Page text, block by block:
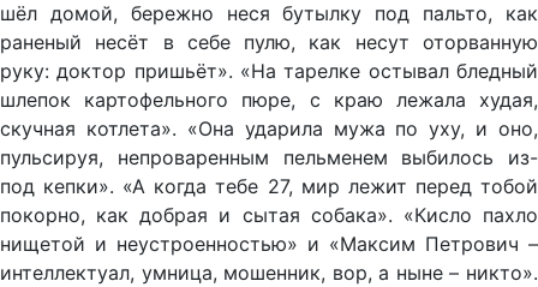
шёл домой, бережно неся бутылку под пальто, как
раненый несёт в себе пулю, как несут оторванную
руку: доктор пришьёт». «На тарелке остывал бледный
шлепок картофельного пюре, с краю лежала худая,
скучная котлета». «Она ударила мужа по уху, и оно,
пульсируя, непроваренным пельменем выбилось из-
под кепки». «А когда тебе 27, мир лежит перед тобой
покорно, как добрая и сытая собака». «Кисло пахло
нищетой и неустроенностью» и «Максим Петрович –
интеллектуал, умница, мошенник, вор, а ныне – никто».